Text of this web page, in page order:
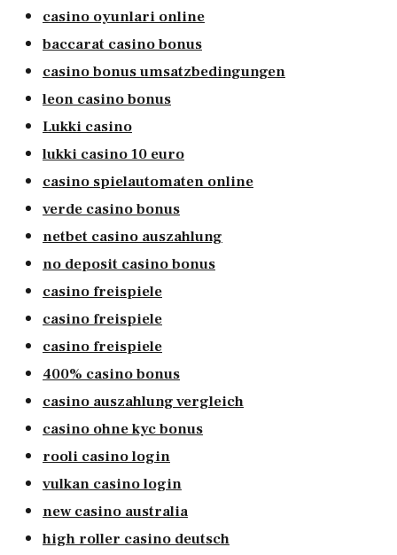
casino oyunlari online
baccarat casino bonus
casino bonus umsatzbedingungen
leon casino bonus
Lukki casino
lukki casino 10 euro
casino spielautomaten online
verde casino bonus
netbet casino auszahlung
no deposit casino bonus
casino freispiele
casino freispiele
casino freispiele
400% casino bonus
casino auszahlung vergleich
casino ohne kyc bonus
rooli casino login
vulkan casino login
new casino australia
high roller casino deutsch